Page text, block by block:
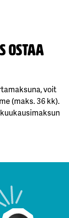
ostaa
voit
(maks. 36 kk).